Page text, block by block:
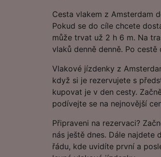
Cesta vlakem z Amsterdam
Pokud se do cíle chcete
může trvat už 2 h 6 m. Na
vlaků denně denně. Po
Vlakové jízdenky z
když si je rezervujete s
kupovat je v den cesty.
podívejte se na nejnovější
Připraveni na rezervaci?
nás ještě dnes. Dále najdete
řádu, kde uvidíte první a